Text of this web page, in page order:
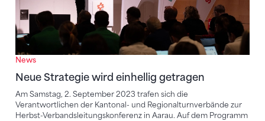
News
Neue Strategie wird einhellig getragen
Am Samstag, 2. September 2023 trafen sich die
Verantwortlichen der Kantonal- und Regionalturnverbände zur
Herbst-Verbandsleitungskonferenz in Aarau. Auf dem Programm